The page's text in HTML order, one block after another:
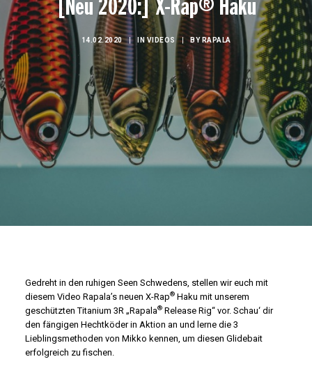
[Neu 2020:] X-Rap® Haku
14.02.2020 | INVIDEOS | BY RAPALA
Gedreht in den ruhigen Seen Schwedens, stellen wir euch mit
diesem Video Rapala’s neuen X-Rap® Haku mit unserem
geschützten Titanium 3R „Rapala® Release Rig“ vor. Schau‘ dir
den fängigen Hechtköder in Aktion an und lerne die 3
Lieblingsmethoden von Mikko kennen, um diesen Glidebait
erfolgreich zu fischen.